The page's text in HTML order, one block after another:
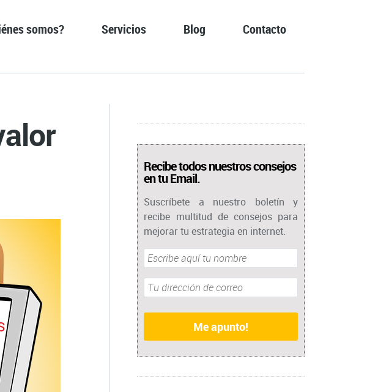
somos? Servicios Blog Contacto
Recibe todos nuestros consejos
en tu Email.
Suscríbete a nuestro boletín y
recibe multitud de consejos para
mejorar tu estrategia en internet.